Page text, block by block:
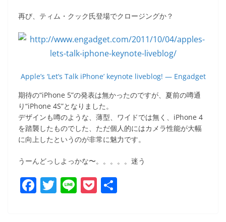
再び、ティム・クック氏登場でクロージングか？
Apple’s ‘Let’s Talk iPhone’ keynote liveblog! — Engadget
期待の“iPhone 5”の発表は無かったのですが、夏前の噂通
り“iPhone 4S”となりました。
デザインも噂のような、薄型、ワイドでは無く、iPhone 4
を踏襲したものでした、ただ個人的にはカメラ性能が大幅
に向上したというのが非常に魅力です。
うーんどっしよっかな〜。。。。。迷う
F T Li P